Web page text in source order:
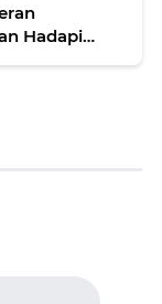
Hadapi